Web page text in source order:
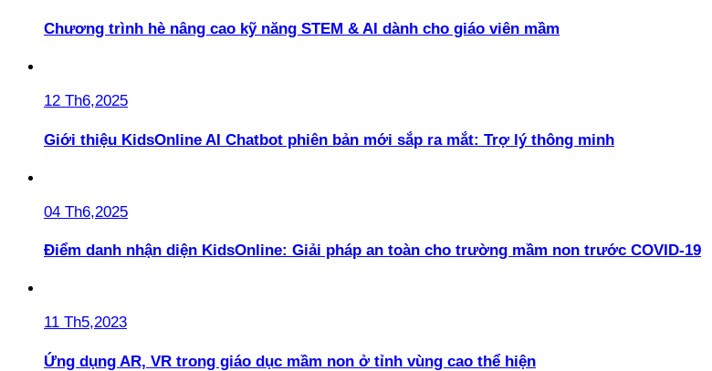
Chương trình hè nâng cao kỹ năng STEM & AI dành cho giáo viên mầm
12 Th6,2025
Giới thiệu KidsOnline AI Chatbot phiên bản mới sắp ra mắt: Trợ lý thông minh
04 Th6,2025
Điểm danh nhận diện KidsOnline: Giải pháp an toàn cho trường mầm non trước COVID-19
11 Th5,2023
Ứng dụng AR, VR trong giáo dục mầm non ở tỉnh vùng cao thể hiện